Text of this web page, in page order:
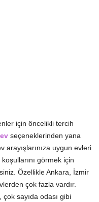
için öncelikli tercih
seçeneklerinden yana
arayışlarınıza uygun evleri
görmek için
Özellikle Ankara, İzmir
çok fazla vardır.
sayıda odası gibi